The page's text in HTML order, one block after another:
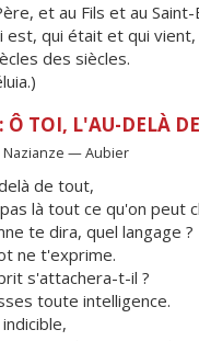
et au Fils et au
est, qui était et qui vient,
des siècles.
Ô TOI, L'AU-DELÀ
Nazianze — Aubier
de tout,
là tout ce qu'on peut
te dira, quel langage ?
ne t'exprime.
s'attachera-t-il ?
toute intelligence.